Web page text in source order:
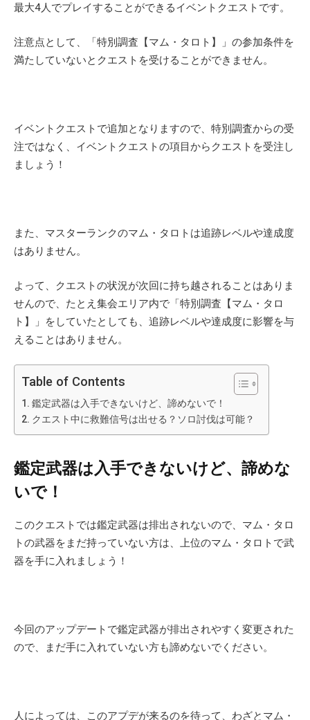
最大4人でプレイすることができるイベントクエストです。
注意点として、「特別調査【マム・タロト】」の参加条件を
満たしていないとクエストを受けることができません。
イベントクエストで追加となりますので、特別調査からの受
注ではなく、イベントクエストの項目からクエストを受注し
ましょう！
また、マスターランクのマム・タロトは追跡レベルや達成度
はありません。
よって、クエストの状況が次回に持ち越されることはありま
せんので、たとえ集会エリア内で「特別調査【マム・タロ
ト】」をしていたとしても、追跡レベルや達成度に影響を与
えることはありません。
Table of Contents
鑑定武器は入手できないけど、諦めないで！
クエスト中に救難信号は出せる？ソロ討伐は可能？
鑑定武器は入手できないけど、諦めな
いで！
このクエストでは鑑定武器は排出されないので、マム・タロ
トの武器をまだ持っていない方は、上位のマム・タロトで武
器を手に入れましょう！
今回のアップデートで鑑定武器が排出されやすく変更された
ので、まだ手に入れていない方も諦めないでください。
人によっては、このアプデが来るのを待って、わざとマム・